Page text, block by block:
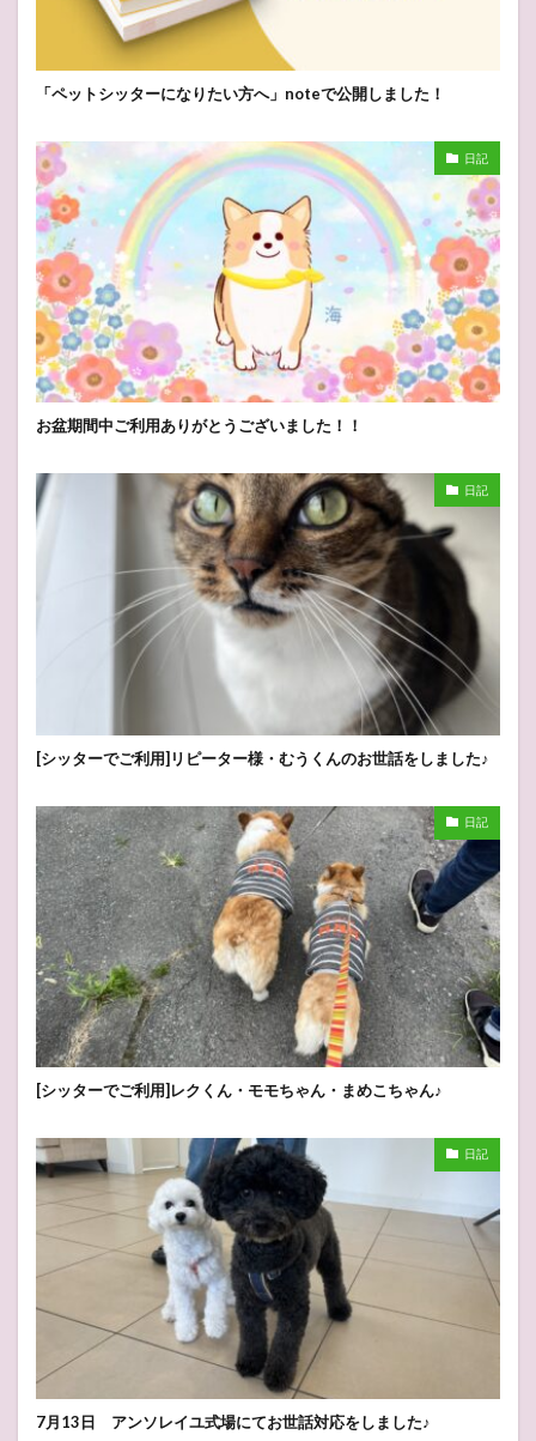
「ペットシッターになりたい方へ」noteで公開しました！
日記
お盆期間中ご利用ありがとうございました！！
日記
[シッターでご利用]リピーター様・むうくんのお世話をしました♪
日記
[シッターでご利用]レクくん・モモちゃん・まめこちゃん♪
日記
7月13日 アンソレイユ式場にてお世話対応をしました♪